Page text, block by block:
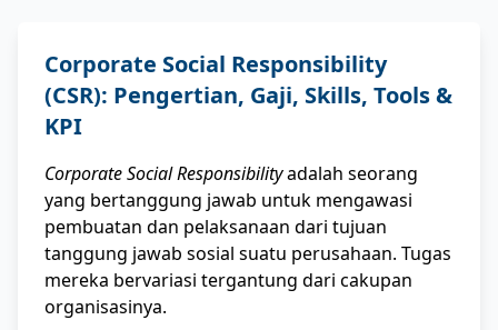
Corporate Social Responsibility
(CSR): Pengertian, Gaji, Skills, Tools &
KPI
Corporate Social Responsibilityadalah seorang
yang bertanggung jawab untuk mengawasi
pembuatan dan pelaksanaan dari tujuan
tanggung jawab sosial suatu perusahaan. Tugas
mereka bervariasi tergantung dari cakupan
organisasinya.